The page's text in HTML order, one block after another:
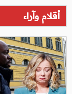
أقلام وآراء